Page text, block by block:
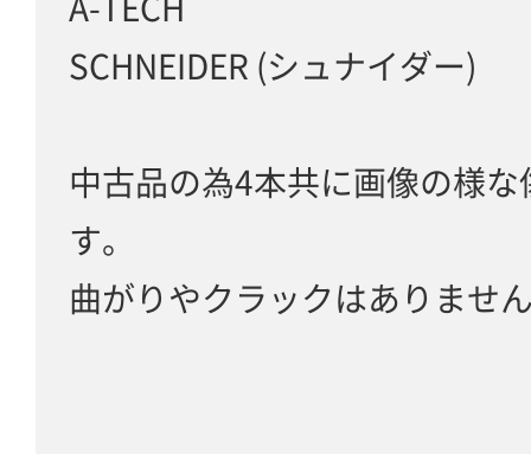
A-TECH
SCHNEIDER (シュナイダー)
中古品の為4本共に画像の様
す。
曲がりやクラックはありませ